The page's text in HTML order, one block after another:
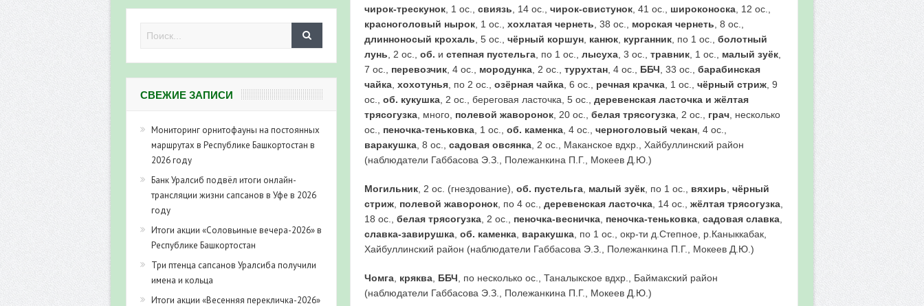
чирок-трескунок , 1 ос., свиязь , 14 ос., чирок-свистунок , 41 ос., широконоска , 12 ос.,
красноголовый нырок , 1 ос., хохлатая чернеть , 38 ос., морская чернеть , 8 ос.,
длинноносый крохаль , 5 ос., чёрный коршун канюк курганник , по 1 ос., болотный
лунь , 2 ос., об. и степная пустельга , по 1 ос., лысуха , 3 ос., травник , 1 ос., малый зуёк
7 ос., перевозчик , 4 ос., мородунка , 2 ос., турухтан , 4 ос., ББЧ , 33 ос., барабинская
чайка хохотунья , по 2 ос., озёрная чайка , 6 ос., речная крачка , 1 ос., чёрный стриж , 9
ос., об. кукушка , 2 ос., береговая ласточка, 5 ос., деревенская ласточка и жёлтая
трясогузка , много, полевой жаворонок , 20 ос., белая трясогузка , 2 ос., грач , несколько
ос., пеночка-теньковка , 1 ос., об. каменка , 4 ос., черноголовый чекан , 4 ос.,
варакушка , 8 ос., садовая овсянка , 2 ос., Маканское вдхр., Хайбуллинский район
(наблюдатели Габбасова Э.З., Полежанкина П.Г., Мокеев Д.Ю.)
Могильник , 2 ос. (гнездование), об. пустельга малый зуёк , по 1 ос., вяхирь чёрный
стриж полевой жаворонок , по 4 ос., деревенская ласточка , 14 ос., жёлтая трясогузка
18 ос., белая трясогузка , 2 ос., пеночка-весничка пеночка-теньковка садовая славка
славка-завирушка об. каменка варакушка , по 1 ос., окр-ти д.Степное, р.Каныккабак,
Хайбуллинский район (наблюдатели Габбасова Э.З., Полежанкина П.Г., Мокеев Д.Ю.)
Чомга кряква ББЧ , по несколько ос., Таналыкское вдхр., Баймакский район
(наблюдатели Габбасова Э.З., Полежанкина П.Г., Мокеев Д.Ю.)
СВЕЖИЕ ЗАПИСИ
Мониторинг орнитофауны на постоянных
маршрутах в Республике Башкортостан в
2026 году
Банк Уралсиб подвёл итоги онлайн-
трансляции жизни сапсанов в Уфе в 2026
году
Итоги акции «Соловьиные вечера-2026» в
Республике Башкортостан
Три птенца сапсанов Уралсиба получили
имена и кольца
Итоги акции «Весенняя перекличка-2026»